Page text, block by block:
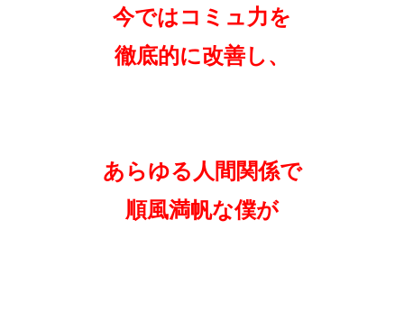
今ではコミュ力を
徹底的に改善し、
あらゆる人間関係で
順風満帆な僕が